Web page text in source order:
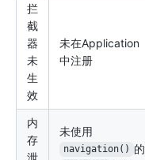
拦
截
器
未
生
效
未在Application
中注册
内
存
泄
未使用
navigation() 的